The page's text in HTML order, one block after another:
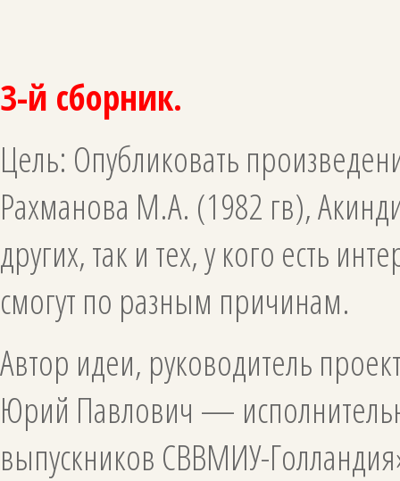
З-й сборник.
Цель: Опубликовать
Рахманова М.А. (1982 гв),
других, так и тех, у кого есть
смогут по разным причинам.
Автор идеи, руководитель
Юрий Павлович —
выпускников СВВМИУ-